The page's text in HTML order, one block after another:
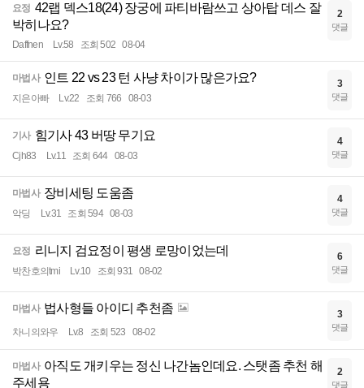
요정 42랩 덱스18(24) 장궁에 파티바람쓰고 상아탑 데스 잘
박히나요?
Daffnen Lv.58 조회 502 08-04
2
댓글
마법사 인트 22 vs 23 턴 사냥 차이가 많은가요?
지은아빠 Lv.22 조회 766 08-03
3
댓글
기사 힘기사 43 버땅 무기요
Cjh83 Lv.11 조회 644 08-03
4
댓글
마법사 장비세팅 도움좀
악딩 Lv.31 조회 594 08-03
4
댓글
요정 리니지 검요정이 평생 로망이었는데
박찬호의tmi Lv.10 조회 931 08-02
6
댓글
마법사 법사형들 아이디 추천좀
차니의와우 Lv.8 조회 523 08-02
3
댓글
마법사 아직도 개키우는 정신 나간놈인데요. 스탯좀 추천 해
주세용
2
댓글